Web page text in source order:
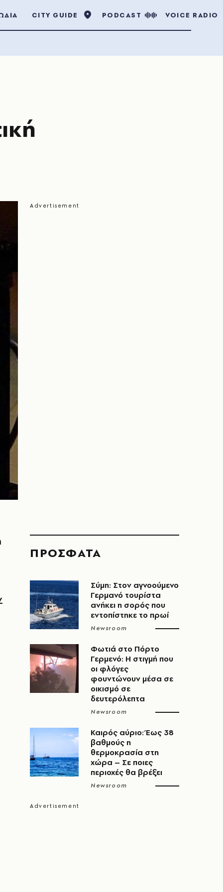
CITY GUIDE PODCAST VOICE RADIO
ΠΡΟΣΦΑΤΑ
Σύμη: Στον αγνοούμενο
Γερμανό τουρίστα
ανήκει η σορός που
εντοπίστηκε το πρωί
Newsroom
Φωτιά στο Πόρτο
Γερμενό: Η στιγμή που
οι φλόγες
φουντώνουν μέσα σε
οικισμό σε
δευτερόλεπτα
Newsroom
Καιρός αύριο: Έως 38
βαθμούς η
θερμοκρασία στη
χώρα – Σε ποιες
περιοχές θα βρέξει
Newsroom